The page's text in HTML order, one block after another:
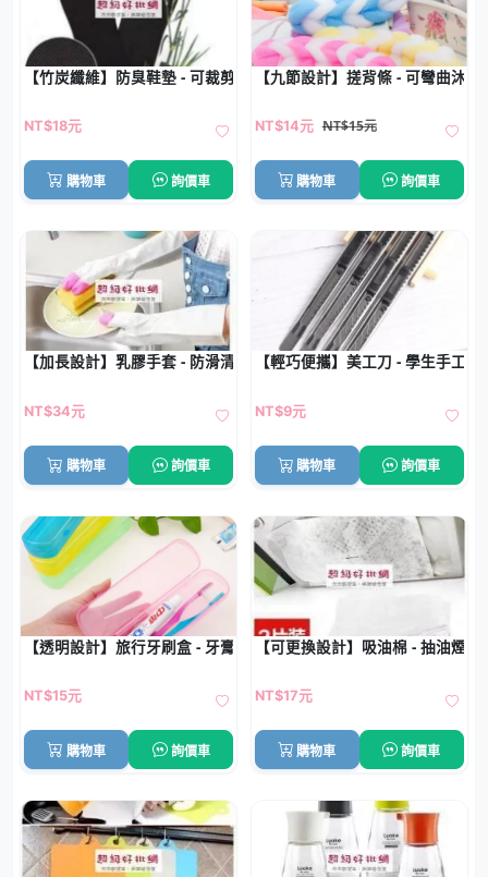
【竹炭纖維】防臭鞋墊 - 可裁剪吸汗墊
NT$18元
購物車 詢價車
【九節設計】搓背條 - 可彎曲沐浴
NT$14元 NT$15元
購物車 詢價車
【加長設計】乳膠手套 - 防滑清潔手套
NT$34元
購物車 詢價車
【輕巧便攜】美工刀 - 學生手工裁
NT$9元
購物車 詢價車
【透明設計】旅行牙刷盒 - 牙膏收納盒
NT$15元
購物車 詢價車
【可更換設計】吸油棉 - 抽油煙機
NT$17元
購物車 詢價車